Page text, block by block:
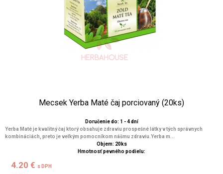
Mecsek Yerba Maté čaj porciovaný (20ks)
Doručenie do: 1 - 4 dní
Yerba Maté je kvalitný čaj ktorý obsahuje zdraviu prospešné látky v tých správnych
kombináciách, preto je veľkým pomocníkom nášmu zdraviu.Yerba m...
Objem: 20ks
Hmotnosť pevného podielu:
4.20 € s DPH